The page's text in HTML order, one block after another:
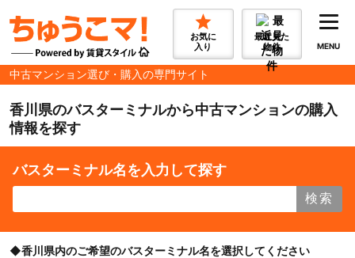
お気に
入り
最近見た
物件
MENU
中古マンション選び・購入の専門サイト
香川県のバスターミナルから中古マンションの購入
情報を探す
バスターミナル名を入力して探す
検索
◆香川県内のご希望のバスターミナル名を選択してください